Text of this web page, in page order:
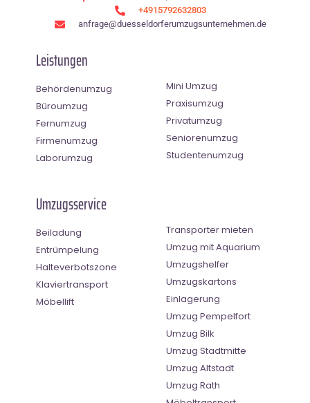
+4915792632803
anfrage@duesseldorferumzugsunternehmen.de
Leistungen
Behördenumzug
Büroumzug
Fernumzug
Firmenumzug
Laborumzug
Mini Umzug
Praxisumzug
Privatumzug
Seniorenumzug
Studentenumzug
Umzugsservice
Beiladung
Entrümpelung
Halteverbotszone
Klaviertransport
Möbellift
Transporter mieten
Umzug mit Aquarium
Umzugshelfer
Umzugskartons
Einlagerung
Umzug Pempelfort
Umzug Bilk
Umzug Stadtmitte
Umzug Altstadt
Umzug Rath